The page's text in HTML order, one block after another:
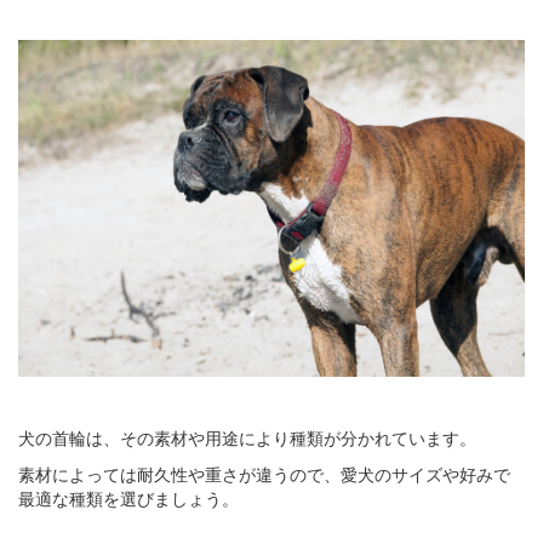
犬の首輪は、その素材や用途により種類が分かれています。
素材によっては耐久性や重さが違うので、愛犬のサイズや好みで
最適な種類を選びましょう。